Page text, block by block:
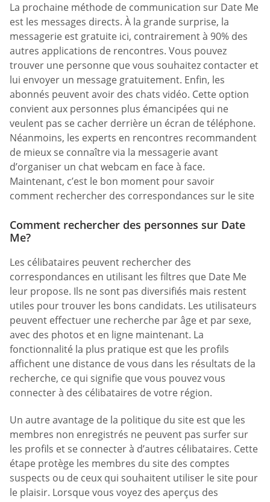
La prochaine méthode de communication sur Date Me
est les messages directs. À la grande surprise, la
messagerie est gratuite ici, contrairement à 90% des
autres applications de rencontres. Vous pouvez
trouver une personne que vous souhaitez contacter et
lui envoyer un message gratuitement. Enfin, les
abonnés peuvent avoir des chats vidéo. Cette option
convient aux personnes plus émancipées qui ne
veulent pas se cacher derrière un écran de téléphone.
Néanmoins, les experts en rencontres recommandent
de mieux se connaître via la messagerie avant
d’organiser un chat webcam en face à face.
Maintenant, c’est le bon moment pour savoir
comment rechercher des correspondances sur le site
Comment rechercher des personnes sur Date
Me?
Les célibataires peuvent rechercher des
correspondances en utilisant les filtres que Date Me
leur propose. Ils ne sont pas diversifiés mais restent
utiles pour trouver les bons candidats. Les utilisateurs
peuvent effectuer une recherche par âge et par sexe,
avec des photos et en ligne maintenant. La
fonctionnalité la plus pratique est que les profils
affichent une distance de vous dans les résultats de la
recherche, ce qui signifie que vous pouvez vous
connecter à des célibataires de votre région.
Un autre avantage de la politique du site est que les
membres non enregistrés ne peuvent pas surfer sur
les profils et se connecter à d’autres célibataires. Cette
étape protège les membres du site des comptes
suspects ou de ceux qui souhaitent utiliser le site pour
le plaisir. Lorsque vous voyez des aperçus des